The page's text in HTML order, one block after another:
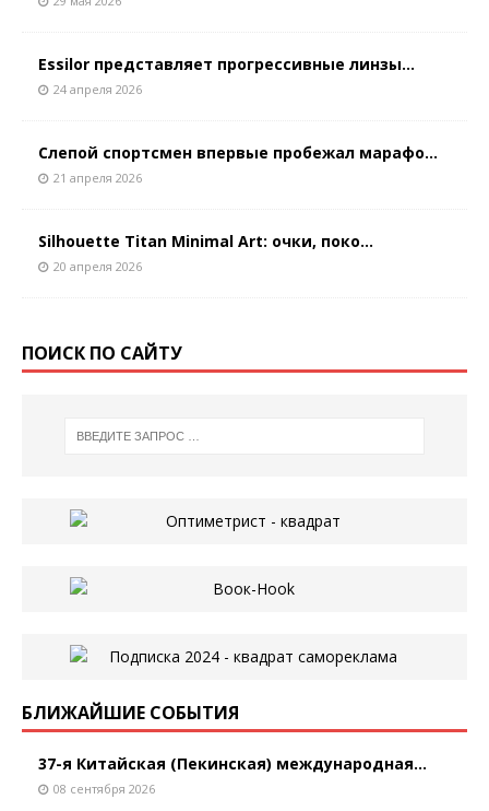
Essilor представляет прогрессивные линзы...
24 апреля 2026
Слепой спортсмен впервые пробежал марафо...
21 апреля 2026
Silhouette Titan Minimal Art: очки, поко...
20 апреля 2026
ПОИСК ПО САЙТУ
БЛИЖАЙШИЕ СОБЫТИЯ
37-я Китайская (Пекинская) международная...
08 сентября 2026